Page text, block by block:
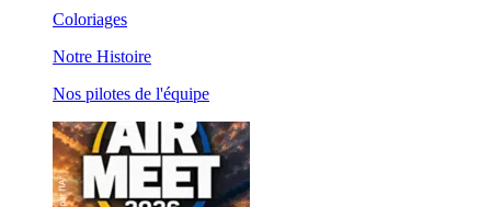
Coloriages
Notre Histoire
Nos pilotes de l'équipe